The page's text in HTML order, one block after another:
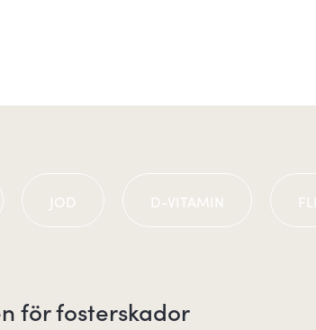
JOD D-VITAMIN
för fosterskador